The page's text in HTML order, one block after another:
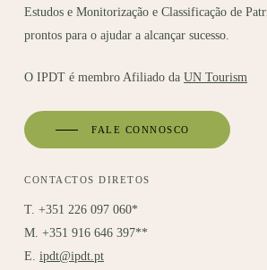
Estudos e Monitorização e Classificação de
prontos para o ajudar a alcançar sucesso.
O IPDT é membro Afiliado daUN Tourism
FALE CONNOSCO
CONTACTOS DIRETOS
T. +351 226 097 060*
M. +351 916 646 397**
E.ipdt@ipdt.pt